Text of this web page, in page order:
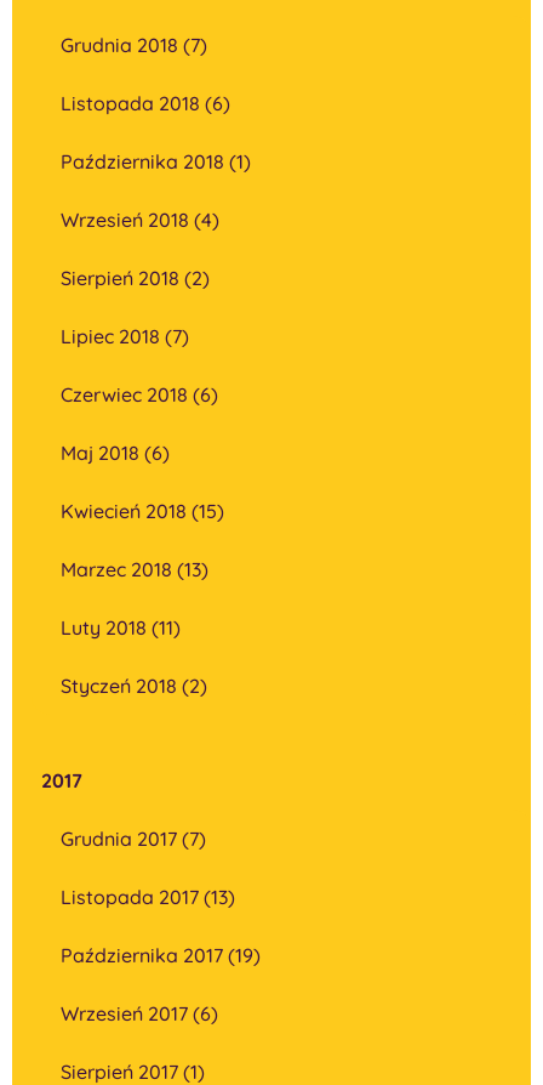
Grudnia 2018 (7)
Listopada 2018 (6)
Października 2018 (1)
Wrzesień 2018 (4)
Sierpień 2018 (2)
Lipiec 2018 (7)
Czerwiec 2018 (6)
Maj 2018 (6)
Kwiecień 2018 (15)
Marzec 2018 (13)
Luty 2018 (11)
Styczeń 2018 (2)
2017
Grudnia 2017 (7)
Listopada 2017 (13)
Października 2017 (19)
Wrzesień 2017 (6)
Sierpień 2017 (1)